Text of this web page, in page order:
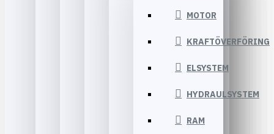
MOTOR
KRAFTÖVERFÖRING
ELSYSTEM
HYDRAULSYSTEM
RAM